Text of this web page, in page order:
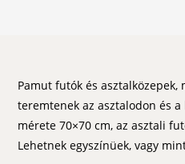
Pamut futók és asztalközepek,
teremtenek az asztalodon és
mérete 70×70 cm, az asztali
Lehetnek egyszínüek, vagy